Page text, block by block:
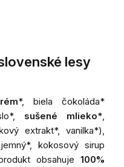
lesy
*, biela čokoláda*
sušené mlieko*
extrakt*, vanilka*),
kokosový sirup
obsahuje 100%